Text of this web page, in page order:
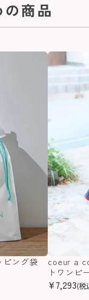
商品
ング袋
coeur a
トワンピ
¥7,293(税